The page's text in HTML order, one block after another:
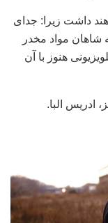
داشت زیرا: جدای
شاهان مواد مخدر
هنوز با آن
ادریس البا.